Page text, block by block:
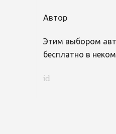
Автор
Этим выбором
бесплатно в
id